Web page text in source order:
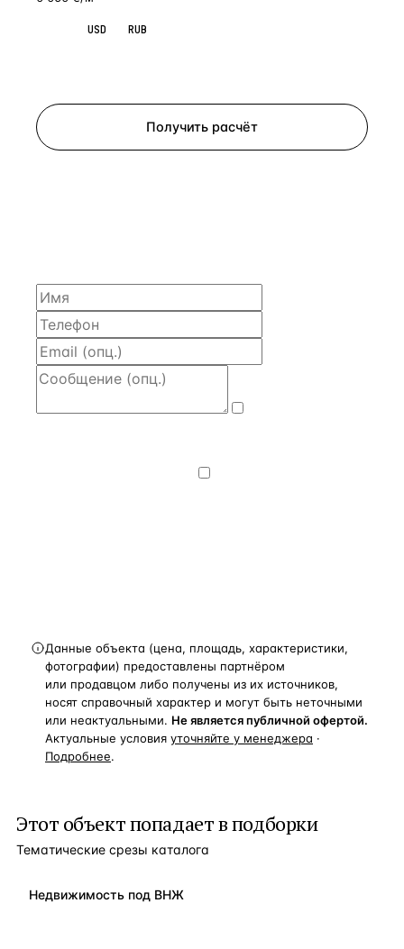
USD RUB
Получить расчёт
Данные объекта (цена, площадь, характеристики,
фотографии) предоставлены партнёром
или продавцом либо получены из их источников,
носят справочный характер и могут быть неточными
или неактуальными. Не является публичной офертой.
Актуальные условия уточняйте у менеджера ·
Подробнее.
Этот объект попадает в подборки
Тематические срезы каталога
Недвижимость под ВНЖ